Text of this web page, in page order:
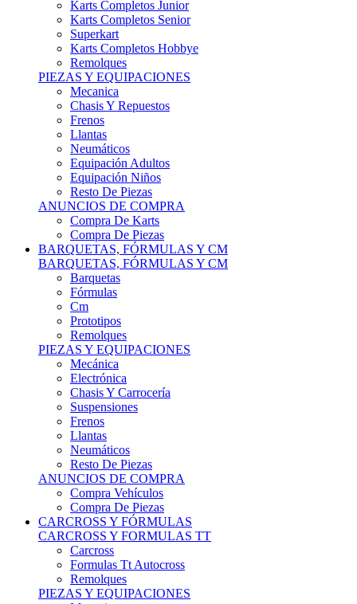
Karts Completos Junior
Karts Completos Senior
Superkart
Karts Completos Hobbye
Remolques
PIEZAS Y EQUIPACIONES
Mecanica
Chasis Y Repuestos
Frenos
Llantas
Neumáticos
Equipación Adultos
Equipación Niños
Resto De Piezas
ANUNCIOS DE COMPRA
Compra De Karts
Compra De Piezas
BARQUETAS, FÓRMULAS Y CM
BARQUETAS, FÓRMULAS Y CM
Barquetas
Fórmulas
Cm
Prototipos
Remolques
PIEZAS Y EQUIPACIONES
Mecánica
Electrónica
Chasis Y Carrocería
Suspensiones
Frenos
Llantas
Neumáticos
Resto De Piezas
ANUNCIOS DE COMPRA
Compra Vehículos
Compra De Piezas
CARCROSS Y FÓRMULAS
CARCROSS Y FORMULAS TT
Carcross
Formulas Tt Autocross
Remolques
PIEZAS Y EQUIPACIONES